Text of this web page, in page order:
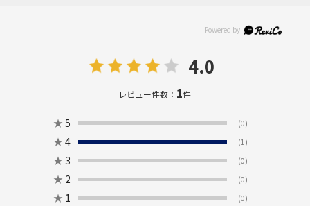
4.0
レビュー件数： 1件
★ 5 (0)
★ 4 (1)
★ 3 (0)
★ 2 (0)
★ 1 (0)